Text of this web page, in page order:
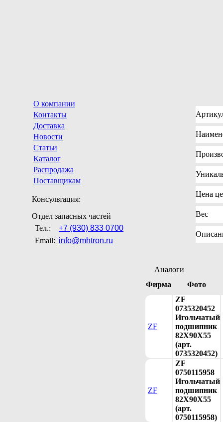
О компании
Контакты
Доставка
Новости
Статьи
Каталог
Распродажа
Поставщикам
Консультация:
Отдел запасных частей
Тел.:
+7 (930) 833 0700
Email: info@mhtron.ru
Цена
Вес
Аналоги
Фирма
Фото
ZF
ZF
0735320452
Игольчатый
подшипник
82X90X55
(арт.
0735320452)
ZF
ZF
0750115958
Игольчатый
подшипник
82X90X55
(арт.
0750115958)